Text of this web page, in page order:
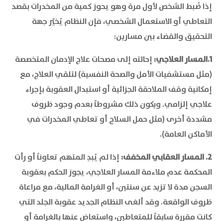
إذا ضُبط الشخص لأول مرة وهو يحوز كمية من المخدرات بقصد
التعاطي أو الاستعمال الشخصي، فإن النظام يُخيّر جهة
التحقيق والقضاء بين مسارين:
1.المسار العلاجي:
إحالته إلى مصحات علاج الإدمان المتخصصة
(مثل مستشفيات الأمل والصحة النفسية) لتلقي العلاج، مع
إمكانية وقف الملاحقة الجزائية أو استبدال العقوبة بإجراء
علاجي إلزامي. ويكون ذلك مشروطاً بعدم وجود ظروف
مشددة أخرى (مثل حمل السلاح أو تعاطي المخدرات في
الأماكن العامة).
2. المسار العقابي المخفف:
إذا لم يُبدِ المتهم تعاوناً أو رأت
المحكمة عدم ملاءمة المسار العلاجي، يجوز الحكم بعقوبة
السجن مدة لا تزيد عن سنتين، أو الغرامة المالية، مع مراعاة
ظروف الواقعة. وقد ألغى النظام الجديد عقوبة الجلد التي
كانت مقررة سابقاً للمتعاطين، واستعاض عنها بالغرامة أو